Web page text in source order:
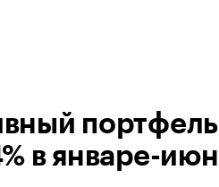
в январе-